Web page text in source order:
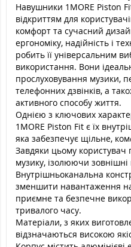
Навушники 1MORE Piston
відкриттям для
комфорт та сучасний
ергономіку, надійність і
робить її універсальним
використання. Вони
прослуховування музики,
телефонних дзвінків, а
активного способу життя.
Однією з ключових
1MORE Piston Fit є їх
яка забезпечує щільне,
Завдяки цьому користувач
музику, ізолюючи
Внутрішньоканальна
зменшити навантаження
приємне та безпечне
тривалого часу.
Матеріали, з яких
відзначаються високою